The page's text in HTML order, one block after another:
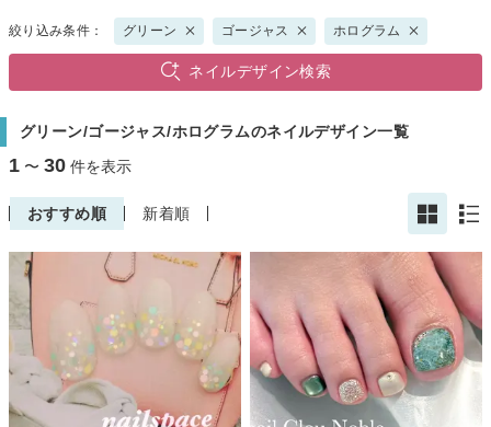
絞り込み条件： グリーン ゴージャス ホログラム
ネイルデザイン検索
グリーン/ゴージャス/ホログラムのネイルデザイン一覧
1 〜 30 件を表示
おすすめ順 新着順